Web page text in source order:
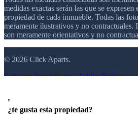
,
¿te gusta esta propiedad?
medidas exactas serán las que se
propiedad de cada inmueble. Todas las
meramente ilustrativos y no contractuales.
son meramente orientativos y no
© 2026 Click Aparts.
Software Inmobiliario - Tokko Broker